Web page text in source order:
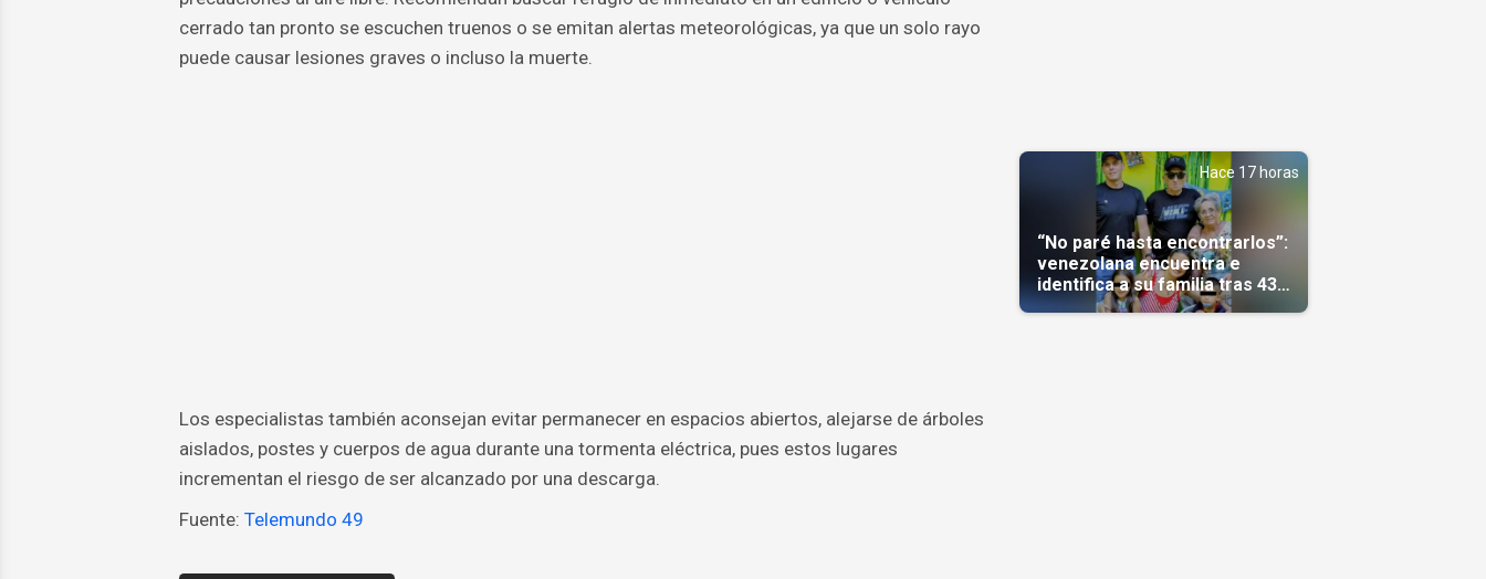
cerrado tan pronto se escuchen truenos o se emitan alertas meteorológicas, ya que un solo rayo
puede causar lesiones graves o incluso la muerte.
Los especialistas también aconsejan evitar permanecer en espacios abiertos, alejarse de árboles
aislados, postes y cuerpos de agua durante una tormenta eléctrica, pues estos lugares
incrementan el riesgo de ser alcanzado por una descarga.
Fuente: Telemundo 49
Hace 17 horas
“No paré hasta encontrarlos”:
venezolana encuentra e
identifica a su familia tras 43
días del terremoto